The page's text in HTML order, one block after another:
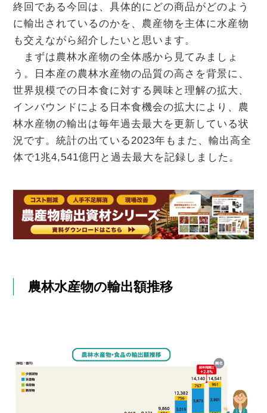
終回である今回は、具体的にどの商品がどのよう
に輸出されているのかを、農産物を主体に水産物
も交えながら紹介したいと思います。
まずは農林水産物の全体感から見てみましょ
う。日本産の農林水産物の品質の高さを背景に、
世界規模での日本食に対する興味と理解の拡大、
インバウンドによる日本食機会の拡大により、農
林水産物の輸出は毎年過去最大を更新している状
況です。統計の出ている2023年もまた、輸出高全
体で1兆4,541億円と過去最大を記録しました。
農林水産物の輸出額推移